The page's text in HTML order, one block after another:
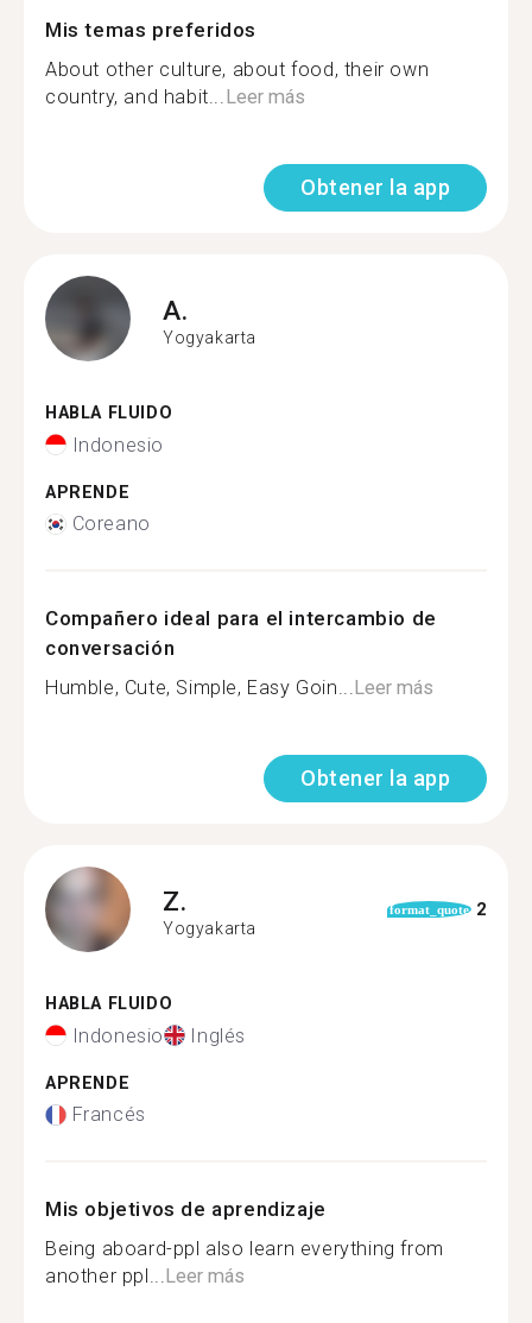
Mis temas preferidos
About other culture, about food, their own
country, and habit...Leer más
Obtener la app
A.
Yogyakarta
HABLA FLUIDO
Indonesio
APRENDE
Coreano
Compañero ideal para el intercambio de
conversación
Humble, Cute, Simple, Easy Goin...Leer más
Obtener la app
Z.
Yogyakarta
format_quote 2
HABLA FLUIDO
Indonesio Inglés
APRENDE
Francés
Mis objetivos de aprendizaje
Being aboard-ppl also learn everything from
another ppl...Leer más